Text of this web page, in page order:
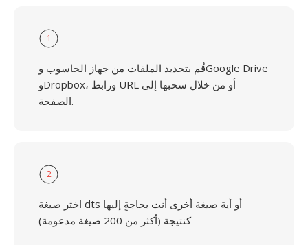
1
قُم بتحديد الملفات من جهاز الحاسوب وGoogle Drive
وDropbox، ورابط URL أو من خلال سحبها إلى
الصفحة.
2
اختر صيغة dts أو أية صيغة أخرى أنت بحاجةٍ إليها
كنتيجة (أكثر من 200 صيغة مدعومة)